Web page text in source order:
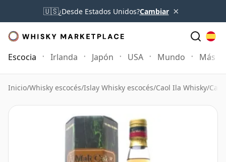
🇺🇸¿Desde Estados Unidos?Cambiar ×
Escocia Irlanda Japón USA Mundo Más
Inicio/Whisky escocés/Islay Whisky escocés/Caol Ila Whisky/